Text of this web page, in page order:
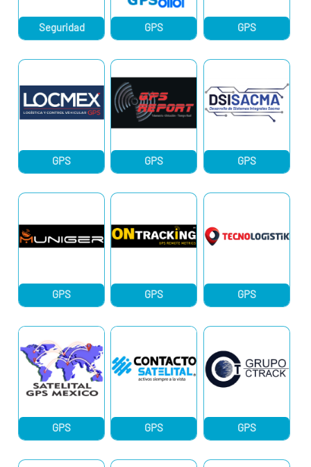
Seguridad GPS GPS
GPS GPS GPS
GPS GPS GPS
GPS GPS GPS